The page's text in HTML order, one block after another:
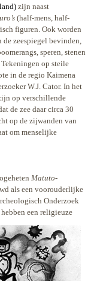
zijn naast
(half-mens, half-
figuren. Ook worden
zeespiegel bevinden,
speren, stenen
op steile
in de regio Kaimena
W.J. Cator. In het
op verschillende
de zee daar circa 30
op de zijwanden van
om menselijke
Matuto-
als een voorouderlijke
Onderzoek
hebben een religieuze